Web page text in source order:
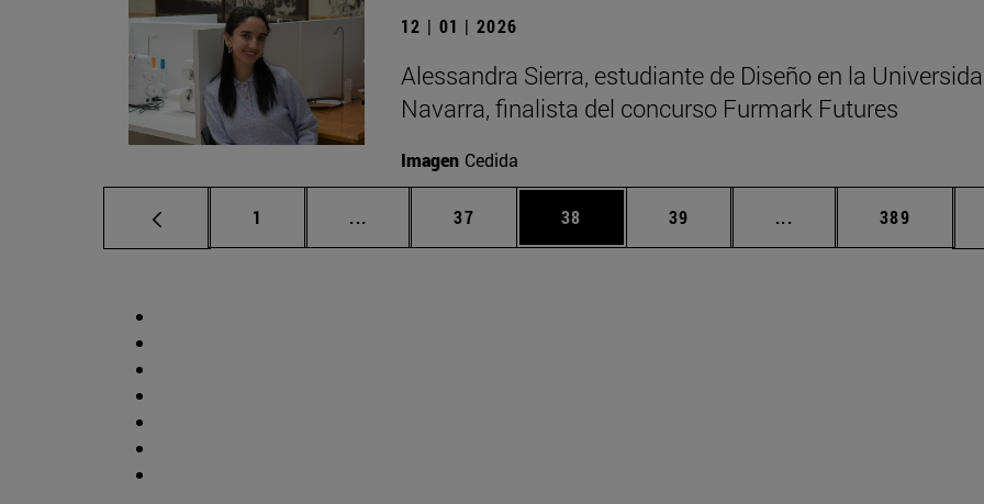
12 | 01 | 2026
Alessandra Sierra, estudiante de Diseño en la
Navarra, finalista del concurso Furmark Futures
Imagen Cedida
Página
1 ... Páginas intermedias Use TAB para desplazarse.
Página
37 Página
38 Página
39 ... Páginas intermedias
Página
389